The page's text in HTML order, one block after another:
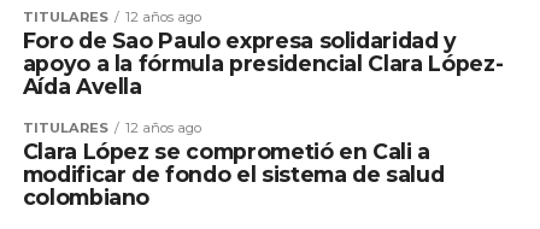
TITULARES 12 años ago
Foro de Sao Paulo expresa solidaridad y
apoyo a la fórmula presidencial Clara López-
Aída Avella
TITULARES 12 años ago
Clara López se comprometió en Cali a
modificar de fondo el sistema de salud
colombiano